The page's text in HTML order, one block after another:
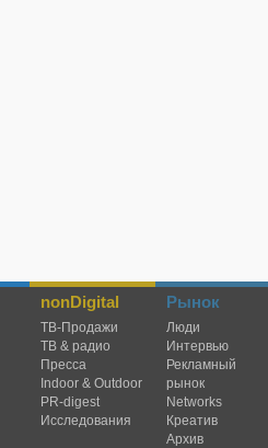
nonDigital
TВ-Продажи
ТВ & радио
Пресса
Indoor & Outdoor
PR-digest
Исследования
Рынок
Люди
Интервью
Рекламный
рынок
Networks
Креатив
Архив